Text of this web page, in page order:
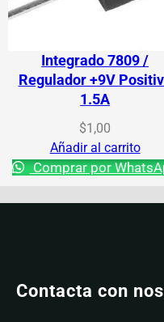
Integrado 7809 /
Regulador +9V
1.5A
$1,00
Añadir al carrito
Comprar por
Contacta con